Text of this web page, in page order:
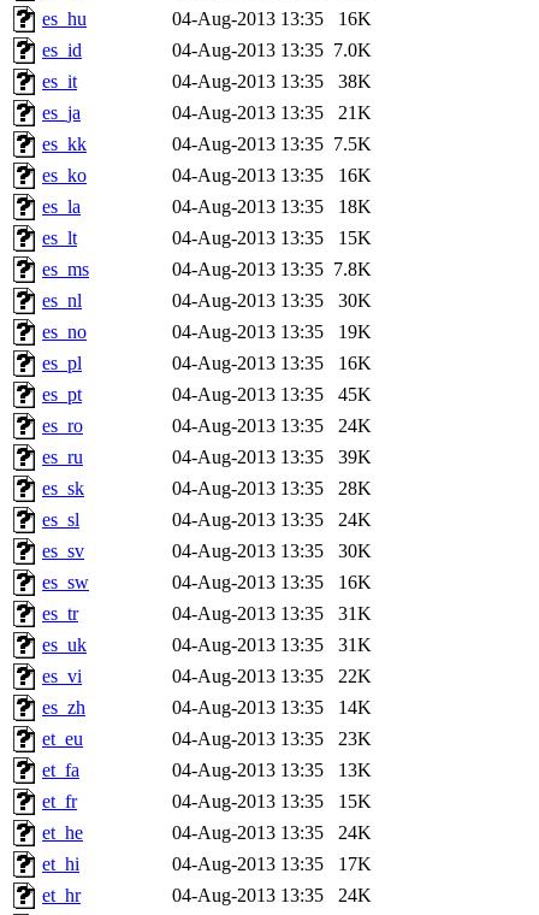
es_hu
04-Aug-2013 13:35
16K
es_id
04-Aug-2013 13:35 7.0K
es_it
04-Aug-2013 13:35
38K
es_ja
04-Aug-2013 13:35
21K
es_kk
04-Aug-2013 13:35 7.5K
es_ko
04-Aug-2013 13:35
16K
es_la
04-Aug-2013 13:35
18K
es_lt
04-Aug-2013 13:35
15K
es_ms
04-Aug-2013 13:35 7.8K
es_nl
04-Aug-2013 13:35
30K
es_no
04-Aug-2013 13:35
19K
es_pl
04-Aug-2013 13:35
16K
es_pt
04-Aug-2013 13:35
45K
es_ro
04-Aug-2013 13:35
24K
es_ru
04-Aug-2013 13:35
39K
es_sk
04-Aug-2013 13:35
28K
es_sl
04-Aug-2013 13:35
24K
es_sv
04-Aug-2013 13:35
30K
es_sw
04-Aug-2013 13:35
16K
es_tr
04-Aug-2013 13:35
31K
es_uk
04-Aug-2013 13:35
31K
es_vi
04-Aug-2013 13:35
22K
es_zh
04-Aug-2013 13:35
14K
et_eu
04-Aug-2013 13:35
23K
et_fa
04-Aug-2013 13:35
13K
et_fr
04-Aug-2013 13:35
15K
et_he
04-Aug-2013 13:35
24K
et_hi
04-Aug-2013 13:35
17K
et_hr
04-Aug-2013 13:35
24K